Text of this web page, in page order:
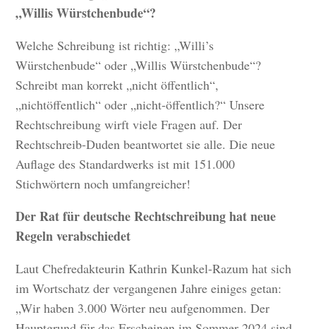
„Willis Würstchenbude“?
Welche Schreibung ist richtig: „Willi’s
Würstchenbude“ oder „Willis Würstchenbude“?
Schreibt man korrekt „nicht öffentlich“,
„nichtöffentlich“ oder „nicht-öffentlich?“ Unsere
Rechtschreibung wirft viele Fragen auf. Der
Rechtschreib-Duden beantwortet sie alle. Die neue
Auflage des Standardwerks ist mit 151.000
Stichwörtern noch umfangreicher!
Der Rat für deutsche Rechtschreibung hat neue
Regeln verabschiedet
Laut Chefredakteurin Kathrin Kunkel-Razum hat sich
im Wortschatz der vergangenen Jahre einiges getan:
„Wir haben 3.000 Wörter neu aufgenommen. Der